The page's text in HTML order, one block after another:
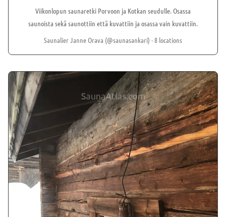
Viikonlopun saunaretki Porvoon ja Kotkan seudulle. Osassa
saunoista sekä saunottiin että kuvattiin ja osassa vain kuvattiin.
Saunalier Janne Orava (@saunasankari) · 8 locations